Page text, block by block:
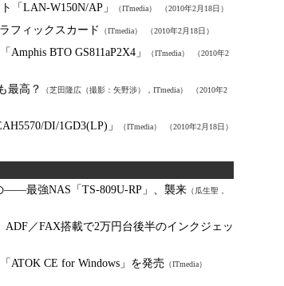
「LAN-W150N/AP」 （ITmedia） （2010年2月18日）
フィックスカード （ITmedia） （2010年2月18日）
BTO GS811aP2X4」 （ITmedia） （2010年2
最高？ （芝田隆広（撮影：矢野渉），ITmedia） （2010年2
DI/1GD3(LP)」 （ITmedia） （2010年2月18日）
――最強NAS「TS-809U-RP」、襲来 （瓜生聖，
ADF／FAX搭載で2万円台後半のインクジェッ
ATOK CE for Windows」を発売 （ITmedia）